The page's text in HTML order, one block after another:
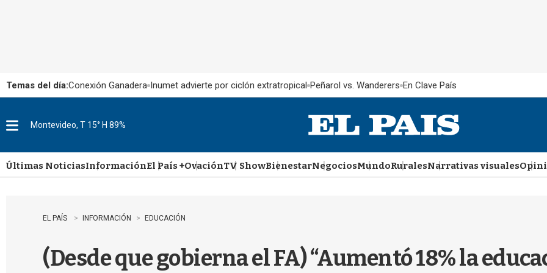
Temas del día:Conexión Ganadera Inumet advierte por ciclón extratropical Peñarol vs. Wanderers En Clave País
u
Montevideo, T 15° H 89%
Últimas NoticiasInformaciónEl País +OvaciónTV ShowBienestarNegociosMundoRuralesNarrativas visuales
EL PAÍS INFORMACIÓN EDUCACIÓN
(Desde que gobierna el FA) “Aumentó 18% la